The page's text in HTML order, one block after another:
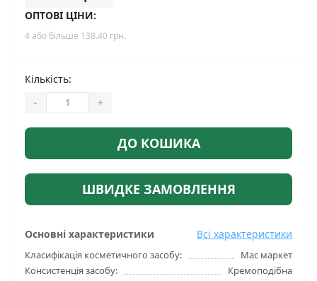
ОПТОВІ ЦІНИ:
4 або більше 138.40 грн.
Основні характеристики Всі характеристики
Класифікація косметичного засобу:
Мас маркет
Консистенція засобу:
Кремоподібна
Кількість:
- +
ДО КОШИКА
ШВИДКЕ ЗАМОВЛЕННЯ